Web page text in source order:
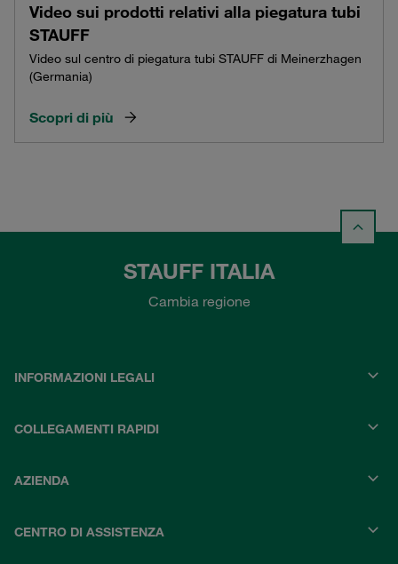
Video sui prodotti relativi alla piegatura tubi
STAUFF
Video sul centro di piegatura tubi STAUFF di Meinerzhagen
(Germania)
Scopri di più
STAUFF ITALIA
Cambia regione
INFORMAZIONI LEGALI
COLLEGAMENTI RAPIDI
AZIENDA
CENTRO DI ASSISTENZA